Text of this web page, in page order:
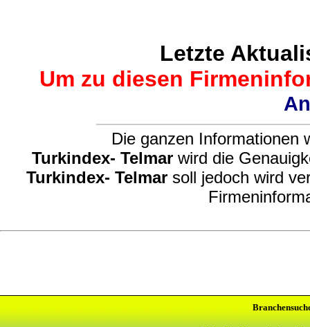
Letzte
Um zu diesen
Die ganzen Informationen
Turkindex- Telmar wird die
Turkindex- Telmar soll jedoch wird